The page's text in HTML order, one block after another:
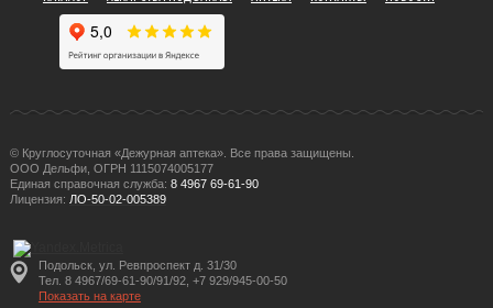
© Круглосуточная «Дежурная аптека». Все права защищены.
ООО Дельфи, ОГРН 1115074005177
Единая справочная служба: 8 4967 69-61-90
Лицензия: ЛО-50-02-005389
Подольск, ул. Ревпроспект д. 31/30
Тел. 8 4967/69-61-90/91/92, +7 929/945-00-50
Показать на карте